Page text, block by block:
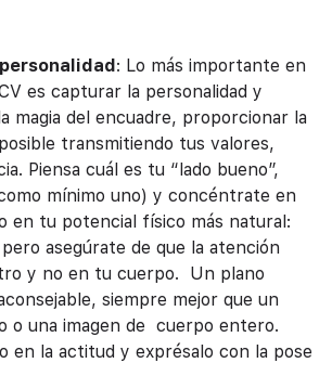
: Lo más importante en
es capturar la personalidad y
magia del encuadre, proporcionar la
transmitiendo tus valores,
Piensa cuál es tu “lado bueno”,
mínimo uno) y concéntrate en
en tu potencial físico más natural:
asegúrate de que la atención
y no en tu cuerpo. Un plano
siempre mejor que un
o una imagen de cuerpo entero.
en la actitud y exprésalo con la pose